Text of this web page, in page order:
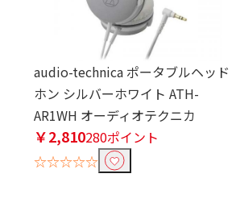
audio-technica ポータブルヘッド
ホン シルバーホワイト ATH-
AR1WH オーディオテクニカ
￥2,810280ポイント
☆☆☆☆☆